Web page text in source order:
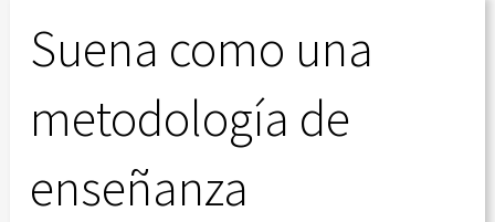
Suena como una
metodología de
enseñanza